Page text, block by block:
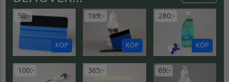
50:-
KÖP
169:-
KÖP
280:-
KÖP
100:- 365:- 69:-